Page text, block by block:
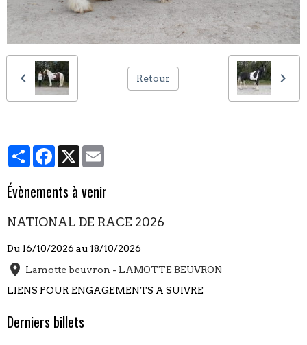
Retour
PartagerFacebook
X
Évènements à venir
NATIONAL DE RACE 2026
Du 16/10/2026 au 18/10/2026
Lamotte beuvron - LAMOTTE BEUVRON
LIENS POUR ENGAGEMENTS A SUIVRE
Derniers billets